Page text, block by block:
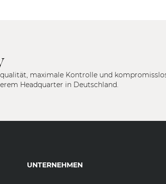
maximale Kontrolle und
Headquarter in Deutschland.
UNTERNEHMEN